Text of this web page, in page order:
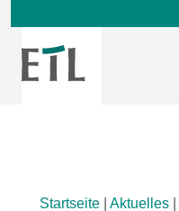
Startseite Aktuelles